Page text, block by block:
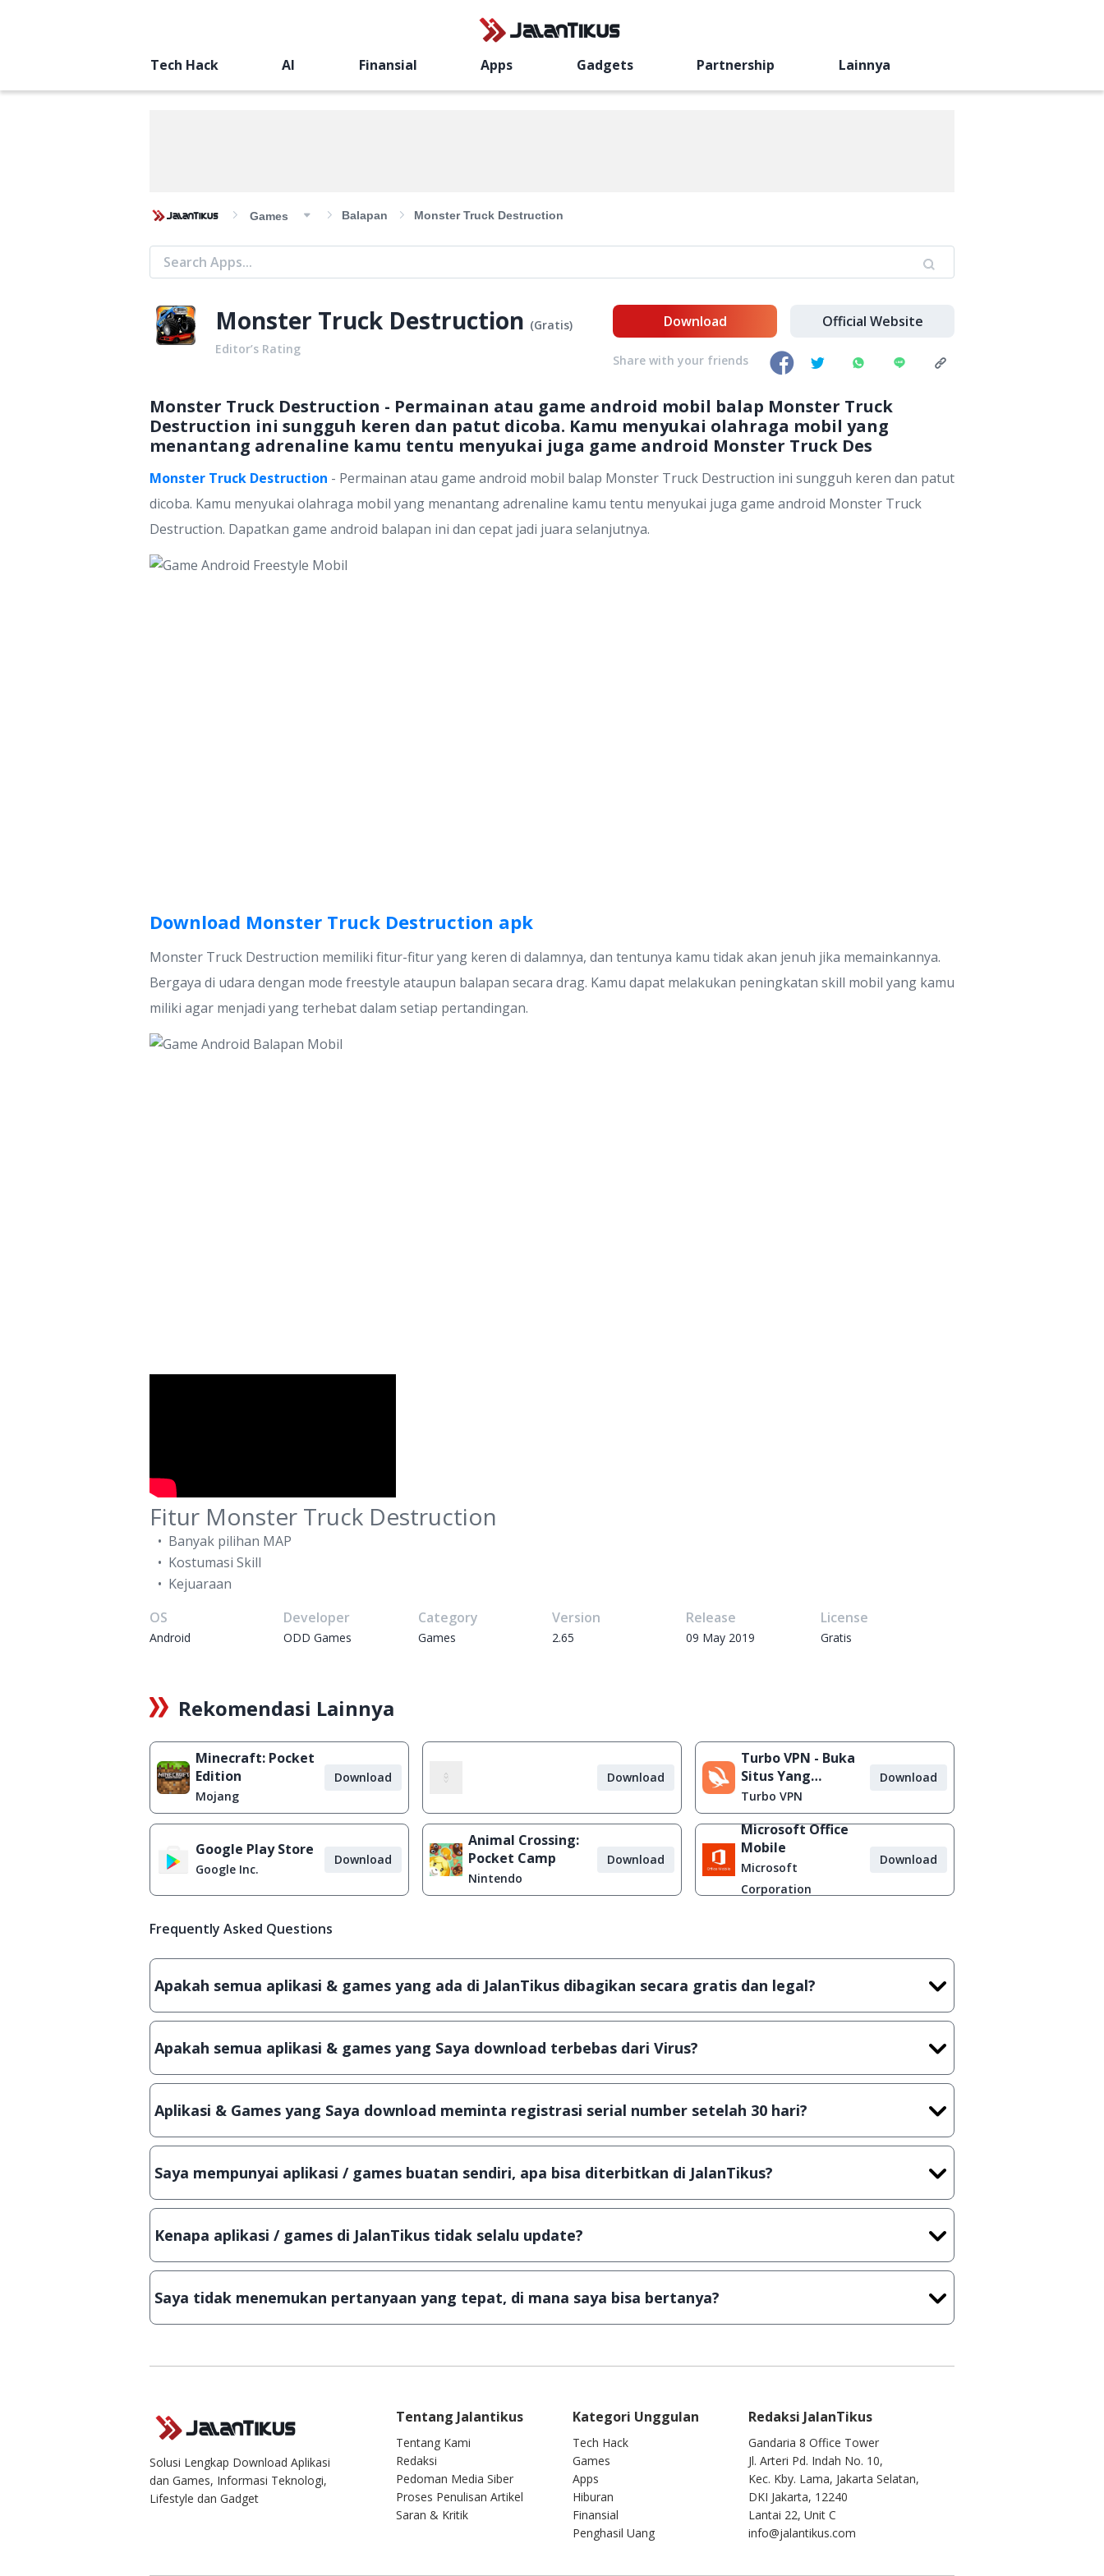
Tech Hack AI Finansial Apps Gadgets Partnership Lainnya
Games Balapan Monster Truck Destruction
Monster Truck Destruction (Gratis)
Editor’s Rating
Monster Truck Destruction - Permainan atau game android mobil balap Monster Truck
Destruction ini sungguh keren dan patut dicoba. Kamu menyukai olahraga mobil yang
menantang adrenaline kamu tentu menyukai juga game android Monster Truck Des
Monster Truck Destruction - Permainan atau game android mobil balap Monster Truck Destruction ini sungguh keren dan patut
dicoba. Kamu menyukai olahraga mobil yang menantang adrenaline kamu tentu menyukai juga game android Monster Truck
Destruction. Dapatkan game android balapan ini dan cepat jadi juara selanjutnya.
Download Monster Truck Destruction apk
Monster Truck Destruction memiliki fitur-fitur yang keren di dalamnya, dan tentunya kamu tidak akan jenuh jika memainkannya.
Bergaya di udara dengan mode freestyle ataupun balapan secara drag. Kamu dapat melakukan peningkatan skill mobil yang kamu
miliki agar menjadi yang terhebat dalam setiap pertandingan.
Fitur Monster Truck Destruction
Banyak pilihan MAP
Kostumasi Skill
Kejuaraan
OS
Android
Developer
ODD Games
Category
Games
Version
2.65
Release
09 May 2019
License
Gratis
Download Official Website
Share with your friends
Rekomendasi Lainnya
Minecraft: Pocket
Edition
Mojang
Download Download
Turbo VPN - Buka
Situs Yang
Diblokir
Turbo VPN
Download
Google Play Store
Google Inc.
Download
Animal Crossing:
Pocket Camp
Nintendo
Download
Microsoft Office
Mobile
Microsoft
Corporation
Download
Frequently Asked Questions
Apakah semua aplikasi & games yang ada di JalanTikus dibagikan secara gratis dan legal?
Ya, JalanTikus hanya membagikan aplikasi & games yang gratis (Freeware) dan legal, dalam artian tidak (bajakan) hasil crack,
Apakah semua aplikasi & games yang Saya download terbebas dari Virus?
Ya, JalanTikus selalu melakukan scanning dengan 3 jenis Antivirus (Kaspersky, AVG & Avast) sebelum menerbitkan suatu
Aplikasi & Games yang Saya download meminta registrasi serial number setelah 30 hari?
Meskipun dibagikan secara gratis, namun ada beberapa aplikasi & games yang dibagikan secara Shareware, dalam arti hanya
Saya mempunyai aplikasi / games buatan sendiri, apa bisa diterbitkan di JalanTikus?
Tentu saja bisa. Silahkan kirim email keinfo@jalantikus.comdengan menyertakan Nama Aplikasi/Games, Deskripsi serta
Kenapa aplikasi / games di JalanTikus tidak selalu update?
Demi menjaga kualitas aplikasi dan games yang ada di JalanTikus, hingga saat ini kita masih melakukan upload-download
Saya tidak menemukan pertanyaan yang tepat, di mana saya bisa bertanya?
Kami dengan senang hati menjawab setiap pertanyaan yang masuk. Kirim pertanyaan kamu keinfo@jalantikus.com
Solusi Lengkap Download Aplikasi
dan Games, Informasi Teknologi,
Lifestyle dan Gadget
Redaksi JalanTikus
Gandaria 8 Office Tower
Jl. Arteri Pd. Indah No. 10,
Kec. Kby. Lama, Jakarta Selatan,
DKI Jakarta, 12240
Lantai 22, Unit C
info@jalantikus.com
Tentang Jalantikus
Tentang Kami
Redaksi
Pedoman Media Siber
Proses Penulisan Artikel
Saran & Kritik
Kategori Unggulan
Tech Hack
Games
Apps
Hiburan
Finansial
Penghasil Uang